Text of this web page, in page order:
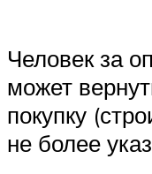
Человек за
может
покупку
не более